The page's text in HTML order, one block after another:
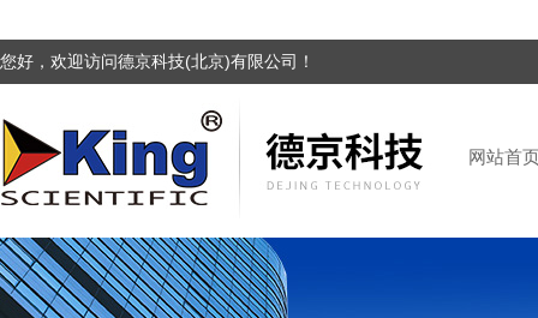
您好，欢迎访问德京科技(北京)有限公司！
网站首